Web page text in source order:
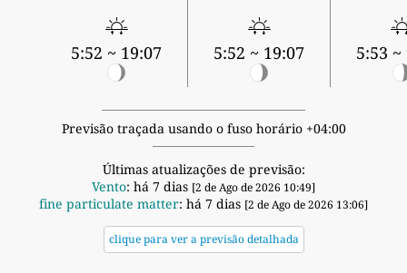
5:52 ~ 19:07 5:52 ~ 19:07 5:53 ~
Previsão traçada usando o fuso horário +04:00
Últimas atualizações de previsão:
Vento: há 7 dias [2 de Ago de 2026 10:49]
fine particulate matter: há 7 dias [2 de Ago de 2026 13:06]
clique para ver a previsão detalhada